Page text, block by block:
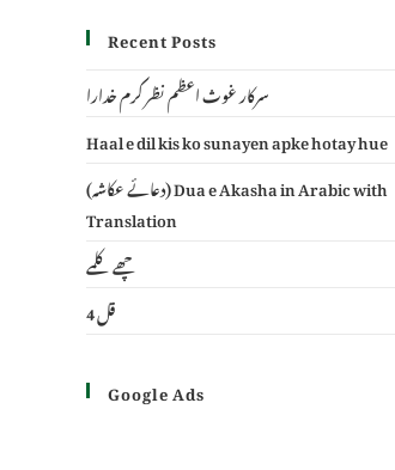
Recent Posts
سرکار غوث اعظم نظر کرم خدارا
Haal e dil kis ko sunayen apke hotay hue
(دعائے عکاشہ) Dua e Akasha in Arabic with
Translation
چھے کلمے
4 قل
Google Ads